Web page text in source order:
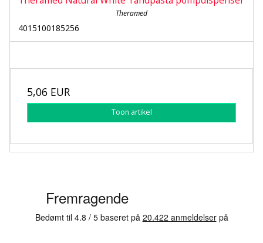
Theramed
4015100185256
5,06 EUR
Toon artikel